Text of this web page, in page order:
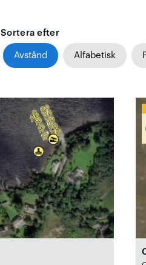
Sortera efter
Avstånd Alfabetisk